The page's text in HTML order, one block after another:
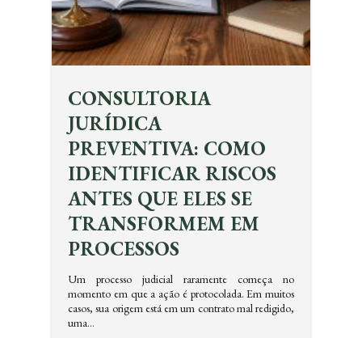
CONSULTORIA
JURÍDICA
PREVENTIVA: COMO
IDENTIFICAR RISCOS
ANTES QUE ELES SE
TRANSFORMEM EM
PROCESSOS
Um processo judicial raramente começa no
momento em que a ação é protocolada. Em muitos
casos, sua origem está em um contrato mal redigido,
uma…